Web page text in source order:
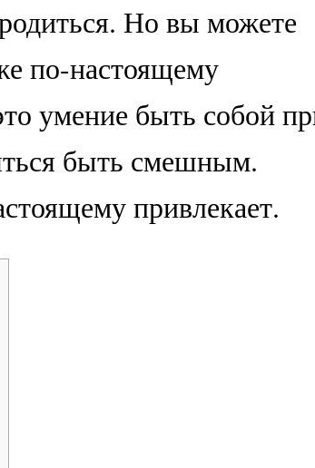
Но вы можете
по-настоящему
умение быть собой
быть смешным.
привлекает.